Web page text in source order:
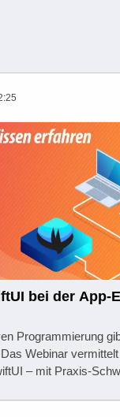
bei der App-
Programmierung
Webinar
– mit Praxis-